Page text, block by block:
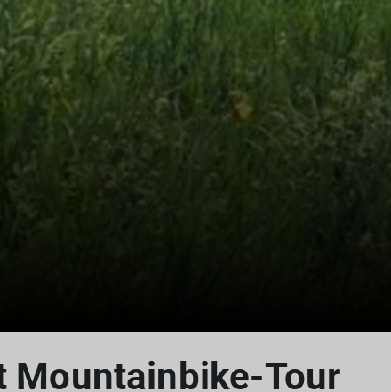
Mountainbike-Tour
© goc/gabi